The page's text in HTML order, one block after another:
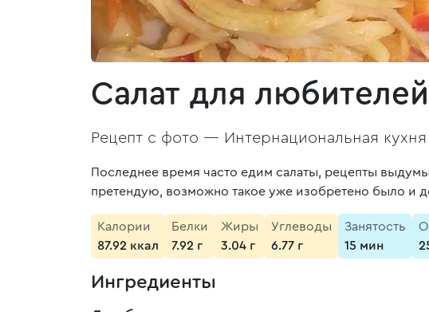
Салат для
Рецепт с фото — Интернациональная кухня
Последнее время часто едим салаты, рецепты
претендую, возможно такое уже изобретено было и
Калории
87.92 ккал
Белки
7.92 г
Жиры
3.04 г
Углеводы
6.77 г
Занятость
15 мин
Ингредиенты